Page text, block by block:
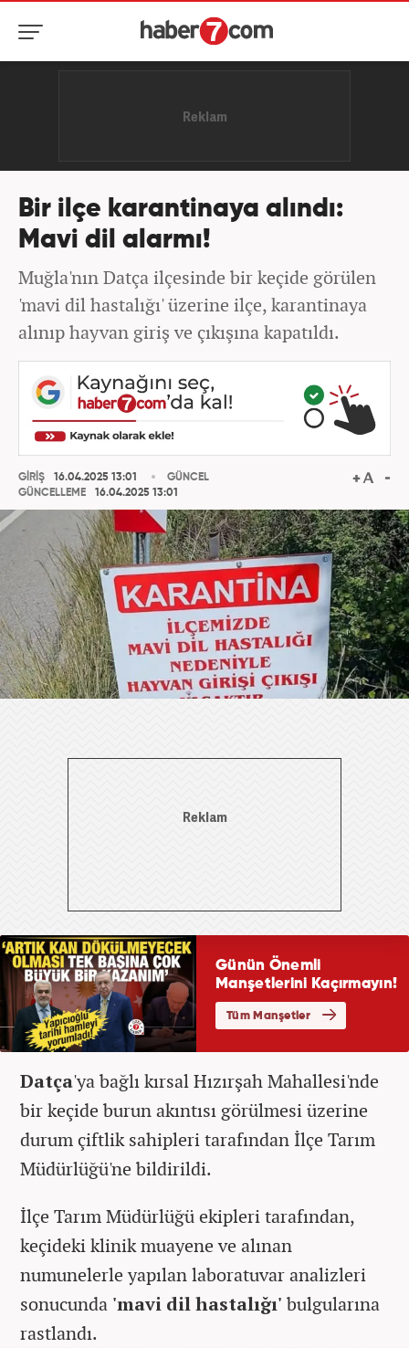
Bir ilçe karantinaya alındı:
Mavi dil alarmı!
Muğla'nın Datça ilçesinde bir keçide görülen
'mavi dil hastalığı' üzerine ilçe, karantinaya
alınıp hayvan giriş ve çıkışına kapatıldı.
GİRİŞ
16.04.2025 13:01
GÜNCELLEME
16.04.2025 13:01
GÜNCEL
Datça'ya bağlı kırsal Hızırşah Mahallesi'nde
bir keçide burun akıntısı görülmesi üzerine
durum çiftlik sahipleri tarafından İlçe Tarım
Müdürlüğü'ne bildirildi.
İlçe Tarım Müdürlüğü ekipleri tarafından,
keçideki klinik muayene ve alınan
numunelerle yapılan laboratuvar analizleri
sonucunda 'mavi dil hastalığı' bulgularına
rastlandı.